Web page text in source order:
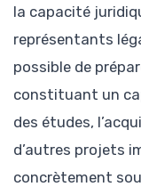
la capacité
représentants
possible de
constituant un
des études,
d’autres projets
concrètement